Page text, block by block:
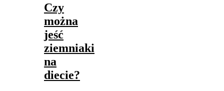
Czy
można
jeść
ziemniaki
na
diecie?